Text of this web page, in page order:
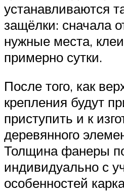
устанавливаются
защёлки: сначала
нужные места,
примерно сутки.
После того, как
крепления будут
приступить и к
деревянного
Толщина фанеры
индивидуально с
особенностей